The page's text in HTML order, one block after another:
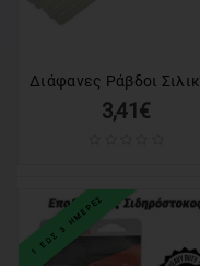
3,41€
1 ΕΩΣ 3 ΗΜΕΡΕΣ